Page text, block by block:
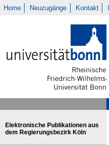
Home Neuzugänge Kontakt
Elektronische Publikationen aus
dem Regierungsbezirk Köln